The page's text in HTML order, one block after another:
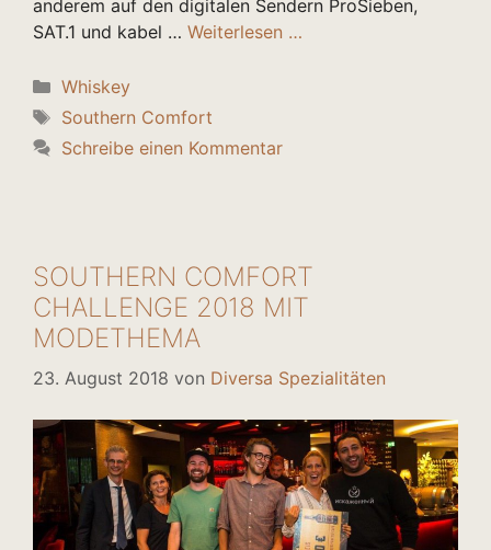
anderem auf den digitalen Sendern ProSieben,
SAT.1 und kabel … Weiterlesen …
Kategorien
Whiskey
Schlagwörter
Southern Comfort
Schreibe einen Kommentar
SOUTHERN COMFORT
CHALLENGE 2018 MIT
MODETHEMA
23. August 2018 von Diversa Spezialitäten